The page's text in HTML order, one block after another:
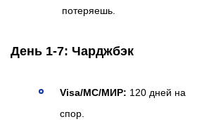
потеряешь.
День 1-7: Чарджбэк
Visa/MC/МИР: 120 дней на
спор.